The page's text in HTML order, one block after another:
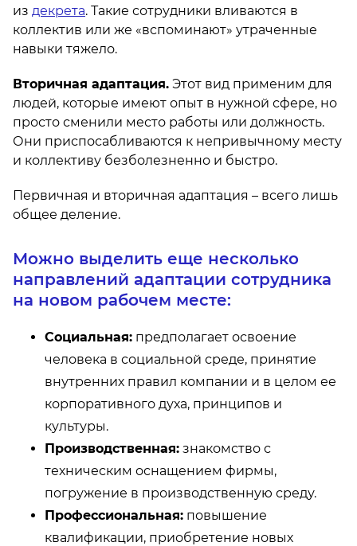
из декрета. Такие сотрудники вливаются в
коллектив или же «вспоминают» утраченные
навыки тяжело.
Вторичная адаптация. Этот вид применим для
людей, которые имеют опыт в нужной сфере, но
просто сменили место работы или должность.
Они приспосабливаются к непривычному месту
и коллективу безболезненно и быстро.
Первичная и вторичная адаптация – всего лишь
общее деление.
Можно выделить еще несколько
направлений адаптации сотрудника
на новом рабочем месте:
Социальная: предполагает освоение
человека в социальной среде, принятие
внутренних правил компании и в целом ее
корпоративного духа, принципов и
культуры.
Производственная: знакомство с
техническим оснащением фирмы,
погружение в производственную среду.
Профессиональная: повышение
квалификации, приобретение новых